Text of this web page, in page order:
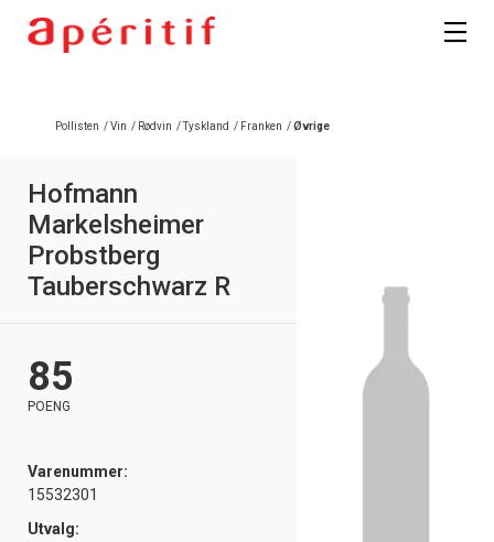
Pollisten /Vin / Rødvin /Tyskland / Franken /Øvrige
Hofmann
Markelsheimer
Probstberg
Tauberschwarz R
85
POENG
Varenummer:
15532301
Utvalg: